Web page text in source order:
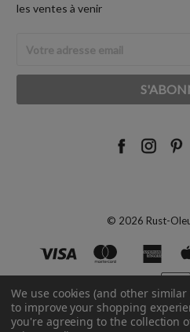
les ventes à venir
Email
© 2026 Rust-
We use cookies (and other
to improve your shopping
you're agreeing to the collection